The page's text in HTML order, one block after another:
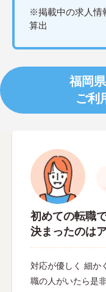
※掲載中の求人情
算出
福岡
ご利
初めての転職
決まったのは
対応が優しく 細か
職の人がいたら是